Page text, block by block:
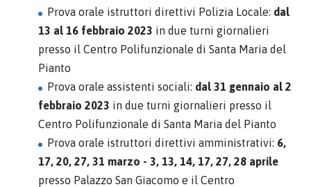
Prova orale istruttori direttivi Polizia Locale: dal
13 al 16 febbraio 2023 in due turni giornalieri
presso il Centro Polifunzionale di Santa Maria del
Pianto
Prova orale assistenti sociali: dal 31 gennaio al 2
febbraio 2023 in due turni giornalieri presso il
Centro Polifunzionale di Santa Maria del Pianto
Prova orale istruttori direttivi amministrativi: 6,
17, 20, 27, 31 marzo - 3, 13, 14, 17, 27, 28 aprile
presso Palazzo San Giacomo e il Centro